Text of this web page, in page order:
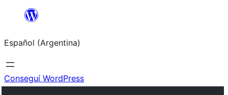
Saltar
contenido
Español (Argentina)
Conseguí WordPress